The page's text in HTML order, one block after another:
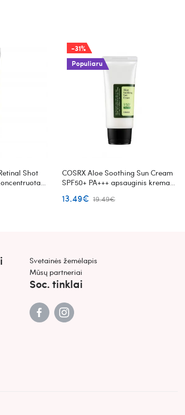
Shot
-31%
Populiaru
COSRX Aloe Soothing Sun Cream
SPF50+ PA+++ apsauginis kremas
13.49€ 19.49€
Svetainės žemėlapis
Mūsų partneriai
Soc. tinklai